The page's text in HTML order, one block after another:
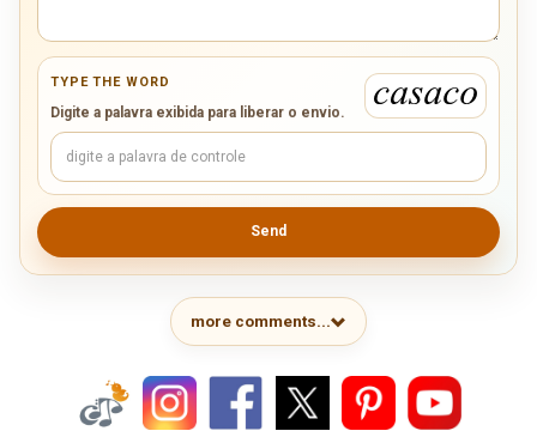
TYPE THE WORD
Digite a palavra exibida para liberar o envio.
Send
more comments...